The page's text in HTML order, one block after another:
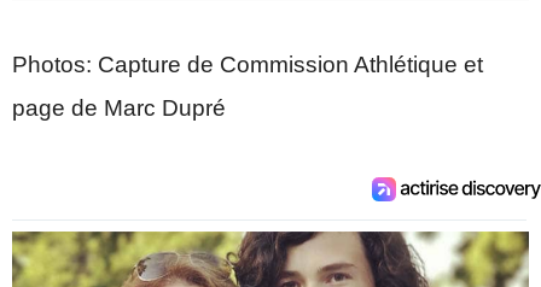
Photos: Capture de Commission Athlétique et
page de Marc Dupré